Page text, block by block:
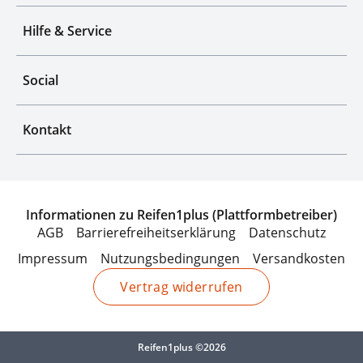
Hilfe & Service
Social
Kontakt
Informationen zu Reifen1plus (Plattformbetreiber)
AGB
Barrierefreiheitserklärung
Datenschutz
Impressum
Nutzungsbedingungen
Versandkosten
Vertrag widerrufen
Reifen1plus ©2026